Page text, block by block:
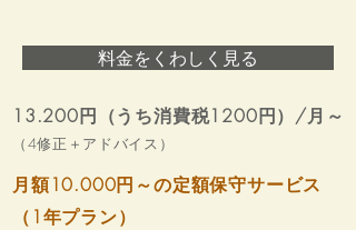
料金をくわしく見る
13.200円（うち消費税1200円）/月～
（4修正＋アドバイス）
月額10.000円～の定額保守サービス
（1年プラン）